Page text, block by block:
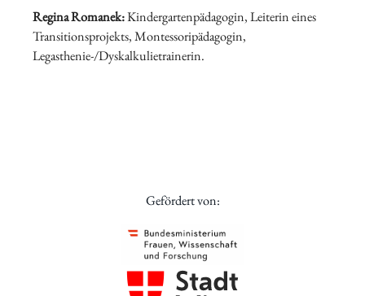
Regina Romanek:Kindergartenpädagogin, Leiterin eines
Transitionsprojekts, Montessoripädagogin,
Legasthenie-/Dyskalkulietrainerin.
Gefördert von: